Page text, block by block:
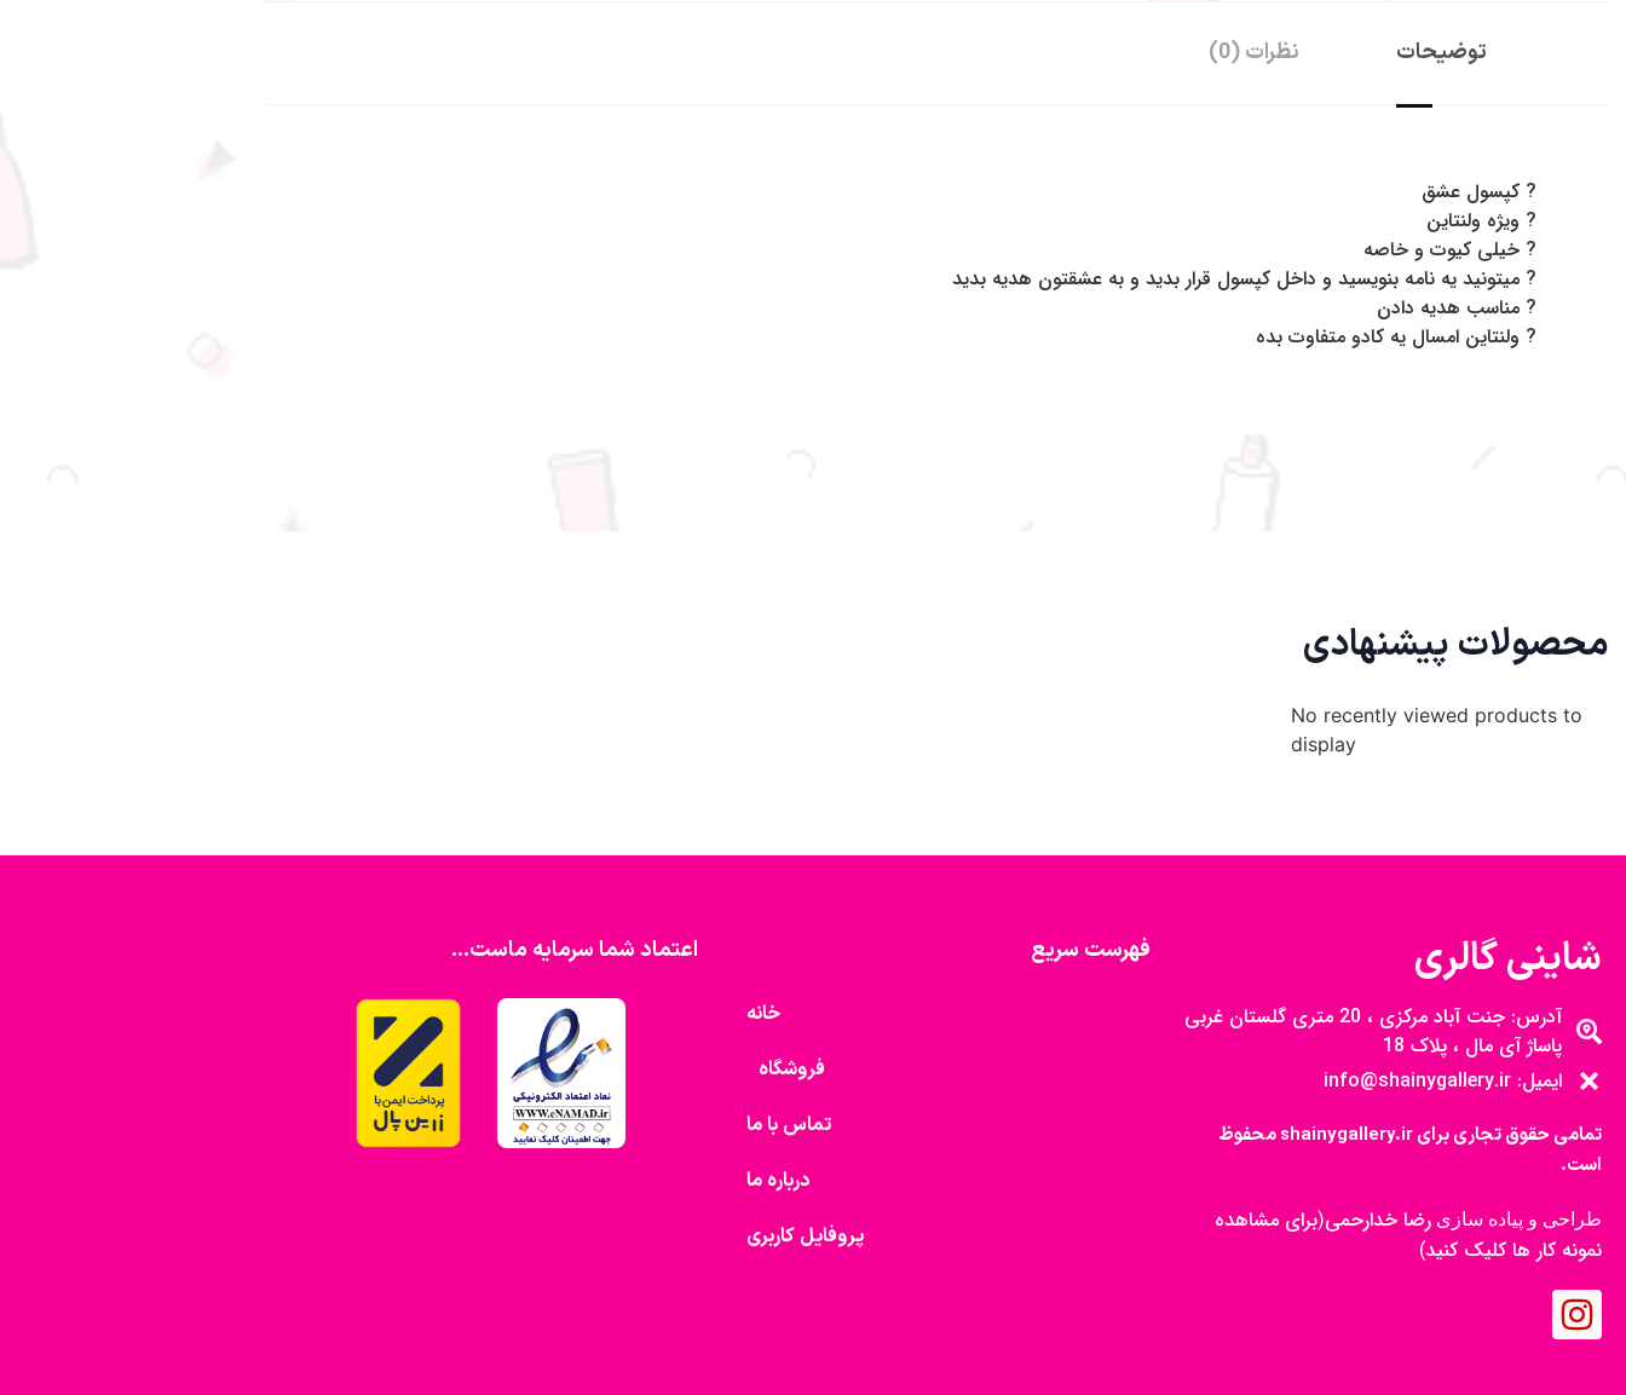
توضیحات نظرات (0)
? کپسول عشق
? ویژه ولنتاین
? خیلی کیوت و خاصه
? میتونید یه نامه بنویسید و داخل کپسول قرار بدید و به عشقتون هدیه بدید
? مناسب هدیه دادن
? ولنتاین امسال یه کادو متفاوت بده
محصولات پیشنهادی
No recently viewed products to
display
شاینی گالری
آدرس: جنت آباد مرکزی ، 20 متری گلستان غربی
پاساژ آی مال ، پلاک 18
ایمیل: info@shainygallery.ir
تمامی حقوق تجاری برای shainygallery.ir محفوظ
است.
طراحی و پیاده سازی رضا خدارحمی(برای مشاهده
نمونه کار ها کلیک کنید)
فهرست سریع
خانه
فروشگاه
تماس با ما
درباره ما
پروفایل کاربری
اعتماد شما سرمایه ماست...